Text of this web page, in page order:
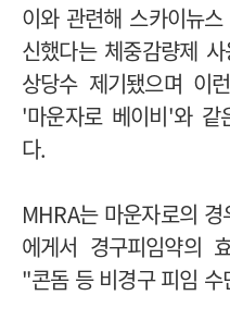
이와 관련해 스카이뉴
신했다는 체중감량제
상당수 제기됐으며 이
'마운자로 베이비'와 같
다.
MHRA는 마운자로의 경
에게서 경구피임약의
"콘돔 등 비경구 피임